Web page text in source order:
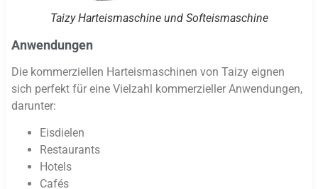
Taizy Harteismaschine und Softeismaschine
Anwendungen
Die kommerziellen Harteismaschinen von Taizy eignen
sich perfekt für eine Vielzahl kommerzieller Anwendungen,
darunter:
Eisdielen
Restaurants
Hotels
Cafés